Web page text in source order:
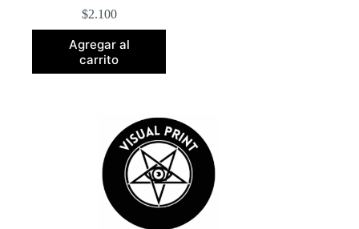
$2.100
Agregar al
carrito